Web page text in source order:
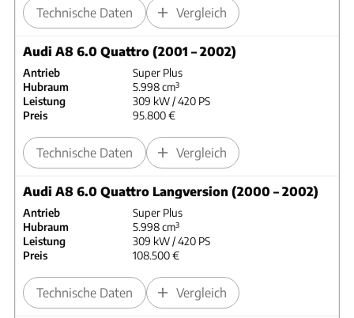
Technische Daten Vergleich
Audi A8 6.0 Quattro (2001 – 2002)
Antrieb
Super Plus
Hubraum
5.998 cm³
Leistung
309 kW / 420 PS
Preis
95.800 €
Technische Daten Vergleich
Audi A8 6.0 Quattro Langversion (2000 – 2002)
Antrieb
Super Plus
Hubraum
5.998 cm³
Leistung
309 kW / 420 PS
Preis
108.500 €
Technische Daten Vergleich